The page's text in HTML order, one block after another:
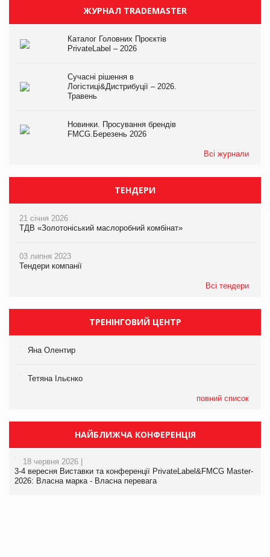
ЖУРНАЛ TRADEMASTER
Каталог Головних Проєктів
PrivateLabel – 2026
Сучасні рішення в
Логістиці&Дистрибуції – 2026.
Травень
Новинки. Просування брендів
FMCG.Березень 2026
Всі журнали
ТЕНДЕРИ
21 січня 2026
ТДВ «Золотоніський маслоробний комбінат»
03 липня 2023
Тендери компанії
Всі тендери
ТРЕНІНГОВИЙ ЦЕНТР
Яна Олентир
Тетяна Ільєнко
повний список
НАЙБЛИЖЧА КОНФЕРЕНЦІЯ
18 червня 2026 |
3-4 вересня Виставки та конференції PrivateLabel&FMCG Master-
2026: Власна марка - Власна перевага